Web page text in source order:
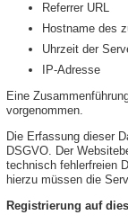
Referrer URL
Hostname des
Uhrzeit der
IP-Adresse
Eine
vorgenommen.
Die Erfassung dieser
DSGVO. Der
technisch fehlerfreien
hierzu müssen die
Registrierung auf